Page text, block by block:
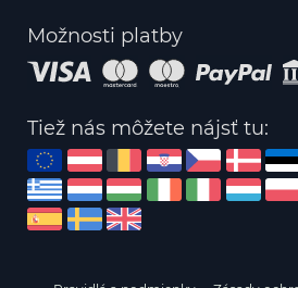
Možnosti platby
Tiež nás môžete nájsť tu: